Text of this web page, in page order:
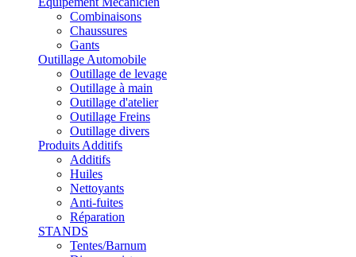
Combinaisons
Chaussures
Gants
Outillage Automobile
Outillage de levage
Outillage à main
Outillage d'atelier
Outillage Freins
Outillage divers
Produits Additifs
Additifs
Huiles
Nettoyants
Anti-fuites
Réparation
STANDS
Tentes/Barnum